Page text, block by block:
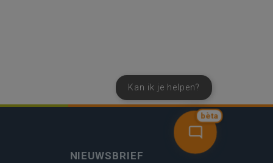
bèta
Kan ik je helpen?
NIEUWSBRIEF